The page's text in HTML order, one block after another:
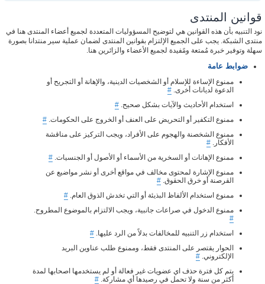
قوانين المنتدى
نود التنبيه بأن هذه القوانين هي لتوضيح المسؤوليات المتعددة لجميع أعضاء المنتدى هنا في
منتدى الشبكة. يجب على الجميع الإلتزام بقوانين المنتدى لضمان عملية سير منتدانا بصورة
سهلة وتوفير خبرة مُمتعة ومًفيدة لجميع الأعضاء والزائرين هنا.
ضوابط عامة
ممنوع الإساءة للإسلام أو الشخصيات الدينية، والإهانة أو التجريح أو
الدعوة لديانات أخرى. #
استخدام الأحاديث والآيات بشكل صحيح. #
ممنوع التكفير أو التحريض على العنف أو الخروج على الحكومات. #
ممنوع الشخصنة والهجوم على الأفراد، ويجب التركيز على مناقشة
الأفكار. #
ممنوع الإهانات أو السخرية من الأسماء أو الأصول أو الجنسيات. #
ممنوع الإشارة لمحتوى مخالف في مواقع أخرى أو نشر مواضيع عن
القرصنة أو خرق الحقوق. #
ممنوع استخدام الألفاظ البذيئة أو التي تخدش الذوق العام. #
ممنوع الدخول في صراعات جانبية، ويجب الالتزام بالموضوع المطروح.
#
استخدام زر التنبيه للمخالفات بدلاً من الرد عليها. #
الحوار يقتصر على المنتدى فقط، وممنوع طلب عناوين البريد
الإلكتروني. #
يتم كل فترة حذف اي عضويات غير فعالة أو لم يستخدمها اصحابها لمدة
أكثر من سنة ولا تحمل في رصيدها أي مشاركة. #